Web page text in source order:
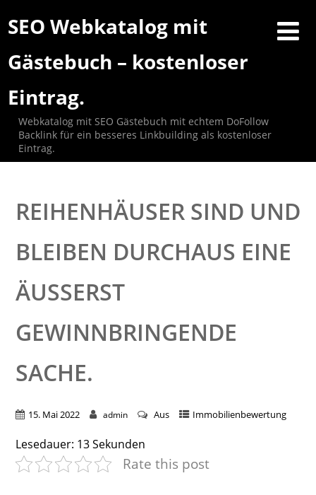
SEO Webkatalog mit
Gästebuch – kostenloser
Eintrag.
Webkatalog mit SEO Gästebuch mit echtem DoFollow
Backlink für ein besseres Linkbuilding als kostenloser
Eintrag.
REIHENHÄUSER SIND UND
BLEIBEN DURCHAUS EINE
ÄUSSERST G
EWINNBRINGENDE S
ACHE.
15. Mai 2022 admin Aus Immobilienbewertung
Lesedauer: 13Sekunden
Rate this post